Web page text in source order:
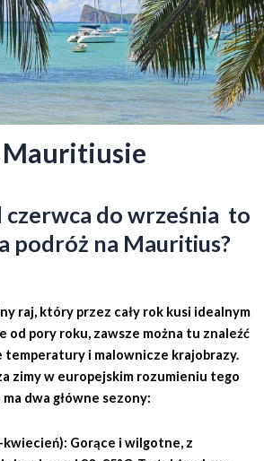
Mauritiusie
czerwca do września to
podróż na Mauritius?
raj, który przez cały rok kusi idealnym
od pory roku, zawsze można tu znaleźć
temperatury i malownicze krajobrazy.
zimy w europejskim rozumieniu tego
dwa główne sezony:
Gorące i wilgotne, z